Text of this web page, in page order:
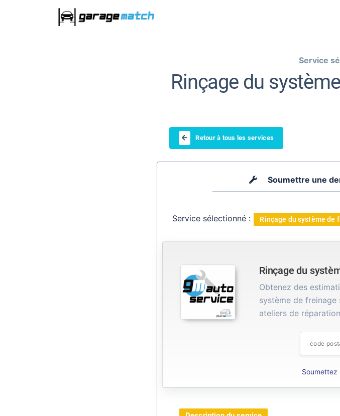
Service
Rinçage du
Retour à tous les services
Soumettre une
Service sélectionné : Rinçage du système de
Rinçage du
Obtenez des
système de
ateliers de
Soumettez